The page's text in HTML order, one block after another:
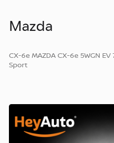
Verkocht
Fleet
Contact
Mazda
CX-6e MAZDA CX-6e 5WGN
Sport